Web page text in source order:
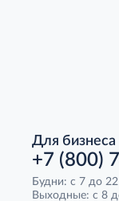
Для бизнеса
+7 (800)
Будни: с 7 до 22
Выходные: с 8